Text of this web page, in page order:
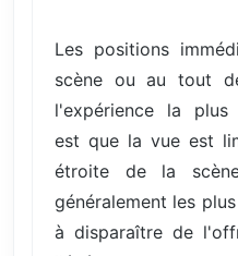
Les positions
scène ou au tout
l'expérience la plus
est que la vue est
étroite de la
généralement les
à disparaître de